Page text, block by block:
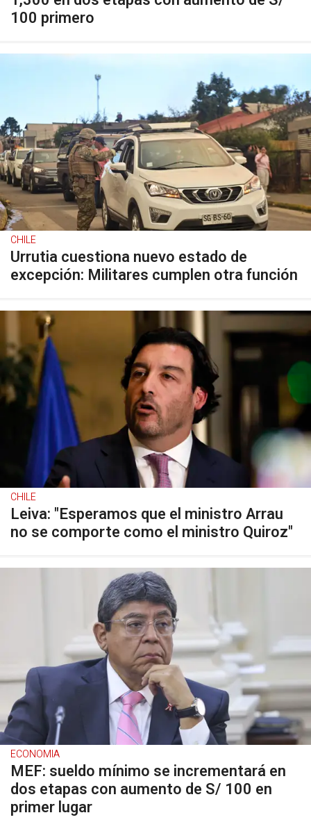
100 primero
CHILE
Urrutia cuestiona nuevo estado de
excepción: Militares cumplen otra función
CHILE
Leiva: "Esperamos que el ministro Arrau
no se comporte como el ministro Quiroz"
ECONOMIA
MEF: sueldo mínimo se incrementará en
dos etapas con aumento de S/ 100 en
primer lugar